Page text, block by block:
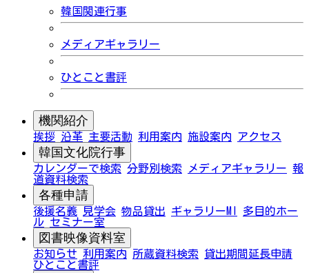
韓国関連行事
メディアギャラリー
ひとこと書評
機関紹介
挨拶 沿革 主要活動 利用案内 施設案内 アクセス
韓国文化院行事
カレンダーで検索 分野別検索 メディアギャラリー 報
道資料検索
各種申請
後援名義 見学会 物品貸出 ギャラリーMI
多目的ホー
ル セミナー室
図書映像資料室
お知らせ 利用案内 所蔵資料検索
貸出期間延長申請
ひとこと書評